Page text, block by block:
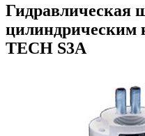
Гидравлическая
цилиндрическим
TECH S3A